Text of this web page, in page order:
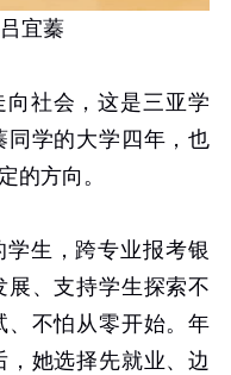
宜蓁
社会，这是三亚学
同学的大学四年，也
的方向。
生，跨专业报考银
、支持学生探索不
、不怕从零开始。年
她选择先就业、边